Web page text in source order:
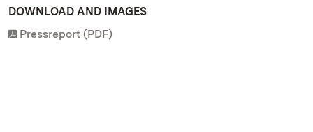
DOWNLOAD AND IMAGES
Pressreport (PDF)